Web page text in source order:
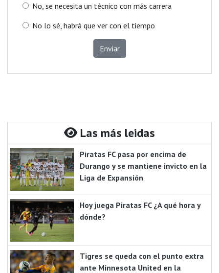
No, se necesita un técnico con más carrera
No lo sé, habrá que ver con el tiempo
Enviar
Las más leidas
Piratas FC pasa por encima de
Durango y se mantiene invicto en la
Liga de Expansión
Hoy juega Piratas FC ¿A qué hora y
dónde?
Tigres se queda con el punto extra
ante Minnesota United en la